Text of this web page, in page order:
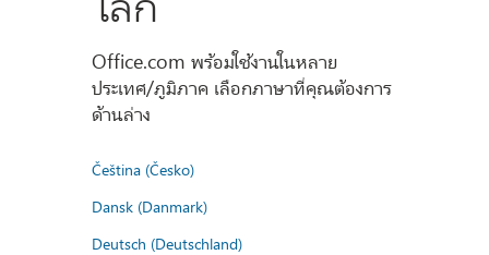
Office.com พร้อมใช้งานในหลาย
ประเทศ/ภูมิภาค เลือกภาษาที่คุณต้องการ
ด้านล่าง
Čeština (Česko)
Dansk (Danmark)
Deutsch (Deutschland)